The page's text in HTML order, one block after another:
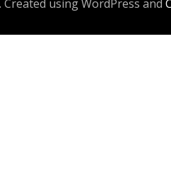
using WordPress and